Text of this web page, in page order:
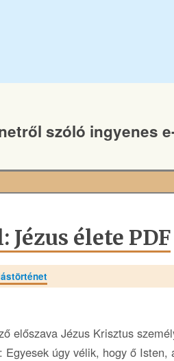
szóló ingyenes
Jézus élete PDF
előszava Jézus Krisztus
Egyesek úgy vélik, hogy ő